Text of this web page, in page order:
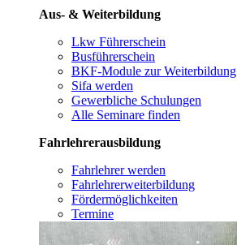
Aus- & Weiterbildung
Lkw Führerschein
Busführerschein
BKF-Module zur Weiterbildung
Sifa werden
Gewerbliche Schulungen
Alle Seminare finden
Fahrlehrerausbildung
Fahrlehrer werden
Fahrlehrerweiterbildung
Fördermöglichkeiten
Termine